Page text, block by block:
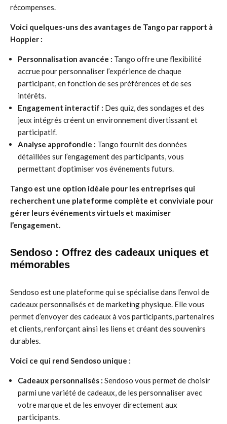
récompenses.
Voici quelques-uns des avantages de Tango par rapport à
Hoppier :
Personnalisation avancée : Tango offre une flexibilité
accrue pour personnaliser l’expérience de chaque
participant, en fonction de ses préférences et de ses
intérêts.
Engagement interactif : Des quiz, des sondages et des
jeux intégrés créent un environnement divertissant et
participatif.
Analyse approfondie : Tango fournit des données
détaillées sur l’engagement des participants, vous
permettant d’optimiser vos événements futurs.
Tango est une option idéale pour les entreprises qui
recherchent une plateforme complète et conviviale pour
gérer leurs événements virtuels et maximiser
l’engagement.
Sendoso : Offrez des cadeaux uniques et
mémorables
Sendoso est une plateforme qui se spécialise dans l’envoi de
cadeaux personnalisés et de marketing physique. Elle vous
permet d’envoyer des cadeaux à vos participants, partenaires
et clients, renforçant ainsi les liens et créant des souvenirs
durables.
Voici ce qui rend Sendoso unique :
Cadeaux personnalisés : Sendoso vous permet de choisir
parmi une variété de cadeaux, de les personnaliser avec
votre marque et de les envoyer directement aux
participants.